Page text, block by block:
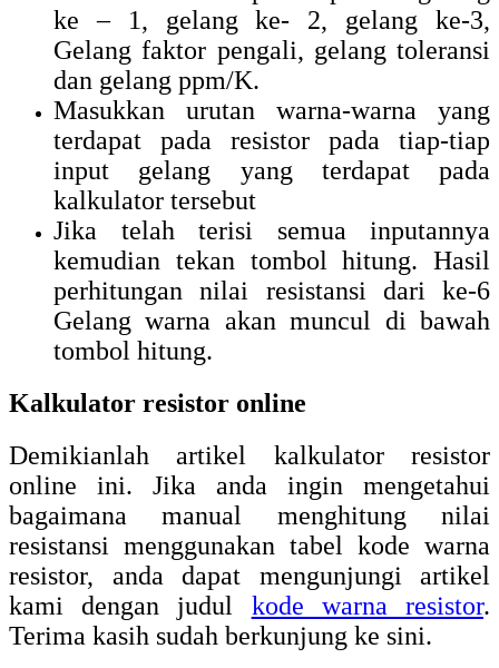
ke – 1, gelang ke- 2, gelang ke-3,
Gelang faktor pengali, gelang toleransi
dan gelang ppm/K.
Masukkan urutan warna-warna yang
terdapat pada resistor pada tiap-tiap
input gelang yang terdapat pada
kalkulator tersebut
Jika telah terisi semua inputannya
kemudian tekan tombol hitung. Hasil
perhitungan nilai resistansi dari ke-6
Gelang warna akan muncul di bawah
tombol hitung.
Kalkulator resistor online
Demikianlah artikel kalkulator resistor
online ini. Jika anda ingin mengetahui
bagaimana manual menghitung nilai
resistansi menggunakan tabel kode warna
resistor, anda dapat mengunjungi artikel
kami dengan judul kode warna resistor.
Terima kasih sudah berkunjung ke sini.